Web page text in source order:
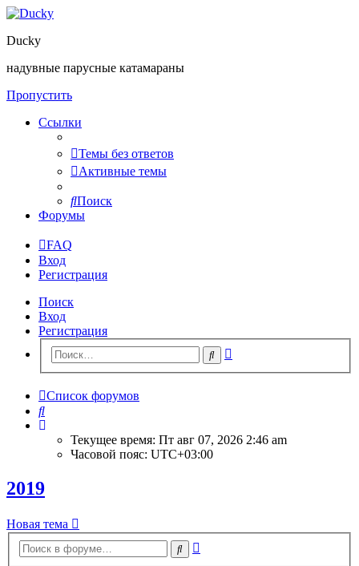
Ducky
надувные парусные катамараны
Пропустить
Ссылки
Темы без ответов
Активные темы
Поиск
Форумы
FAQ
Вход
Регистрация
Поиск
Вход
Регистрация
Поиск
Список форумов
Поиск
Текущее время: Пт авг 07, 2026 2:46 am
Часовой пояс: UTC+03:00
2019
Новая тема
Поиск